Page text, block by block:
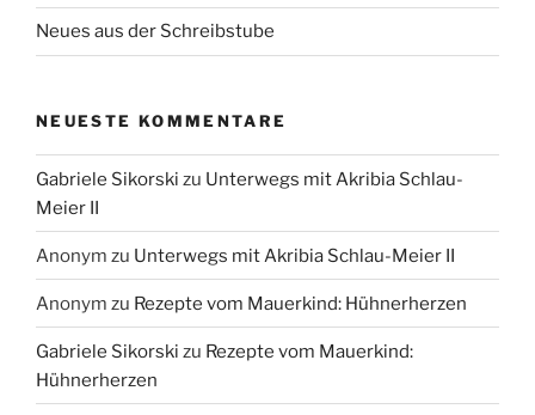
Neues aus der Schreibstube
NEUESTE KOMMENTARE
Gabriele Sikorski zu Unterwegs mit Akribia Schlau-
Meier II
Anonym zu Unterwegs mit Akribia Schlau-Meier II
Anonym zu Rezepte vom Mauerkind: Hühnerherzen
Gabriele Sikorski zu Rezepte vom Mauerkind:
Hühnerherzen